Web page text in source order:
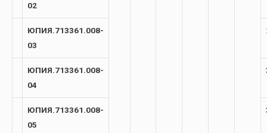
02
ЮПИЯ.713361.008-
03
ЮПИЯ.713361.008-
04
ЮПИЯ.713361.008-
05